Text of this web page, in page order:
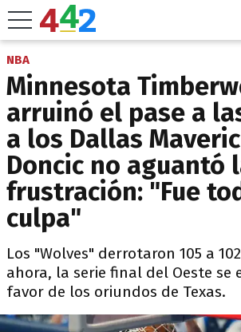
NBA
Minnesota
arruinó el pase a
a los Dallas
Doncic no aguantó
frustración: "Fue
culpa"
Los "Wolves" derrotaron 105 a
ahora, la serie final del Oeste se
favor de los oriundos de Texas.